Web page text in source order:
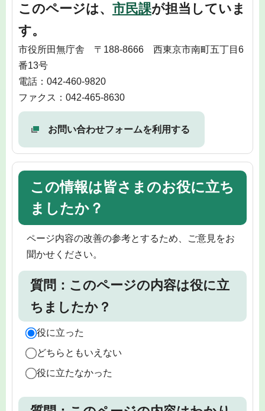
このページは、 市民課が担当していま
す。
市役所田無庁舎 〒188-8666 西東京市南町五丁目6
番13号
電話：042-460-9820
ファクス：042-465-8630
お問い合わせフォームを利用する
この情報は皆さまのお役に立ち
ましたか？
ページ内容の改善の参考とするため、ご意見をお
聞かせください。
質問：このページの内容は役に立
ちましたか？
役に立った
どちらともいえない
役に立たなかった